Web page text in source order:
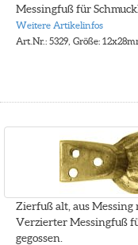
Messingfuß für
Weitere Artikelinfos
Art.Nr.: 5329, Größe:
Zierfuß alt, aus Messing
Verzierter Messingfuß
gegossen.